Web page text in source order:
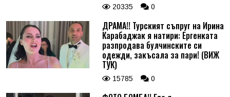
20335 0
ДРАМА!! Турският съпруг на Ирина
Карабаджак я натири: Ергенката
разпродава булчинските си
одежди, закъсала за пари! (ВИЖ
ТУК)
15785 0